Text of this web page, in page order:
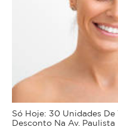
Só Hoje: 30 Unidades
Desconto Na Av. Paulista